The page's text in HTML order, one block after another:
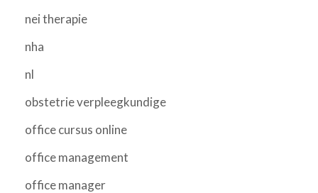
nei therapie
nha
nl
obstetrie verpleegkundige
office cursus online
office management
office manager